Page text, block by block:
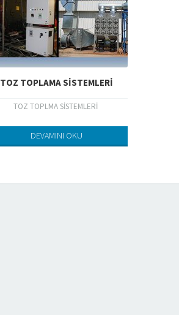
TOZ TOPLAMA SİSTEMLERİ
TOZ TOPLMA SİSTEMLERİ
DEVAMINI OKU